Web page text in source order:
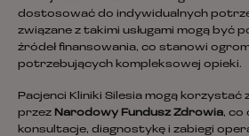
dostosować do indywidualnych
związane z takimi usługami mogą być
źródeł finansowania, co stanowi
potrzebujących kompleksowej opieki.
Pacjenci Kliniki Silesia mogą korzystać
przez Narodowy Fundusz Zdrowia, co
konsultacje, diagnostykę i zabiegi